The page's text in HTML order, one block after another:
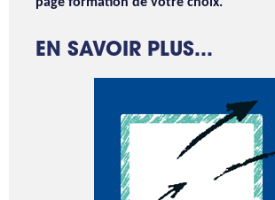
page formation de votre choix.
EN SAVOIR PLUS...